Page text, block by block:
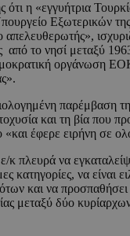
ότι η «εγγυήτρια
Εξωτερικών
απελευθερωτής»,
το νησί μεταξύ
οργάνωση
παρέμβαση
και τη βία που
έφερε ειρήνη σε
κ πλευρά να
κατηγορίες, να είναι
και να προσπαθήσει
μεταξύ δύο